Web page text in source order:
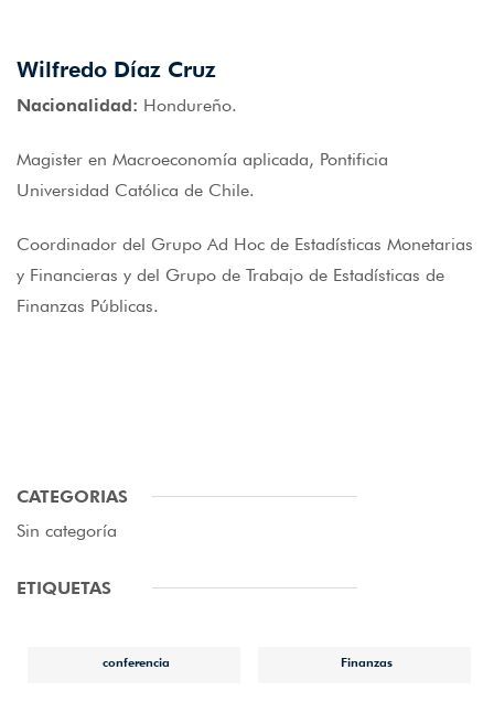
Wilfredo Díaz Cruz
Nacionalidad: Hondureño.
Magister en Macroeconomía aplicada, Pontificia
Universidad Católica de Chile.
Coordinador del Grupo Ad Hoc de Estadísticas Monetarias
y Financieras y del Grupo de Trabajo de Estadísticas de
Finanzas Públicas.
CATEGORIAS
Sin categoría
ETIQUETAS
conferencia Finanzas